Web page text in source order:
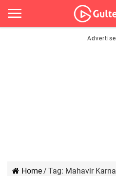
Home/ Tag: Mahavir Karna